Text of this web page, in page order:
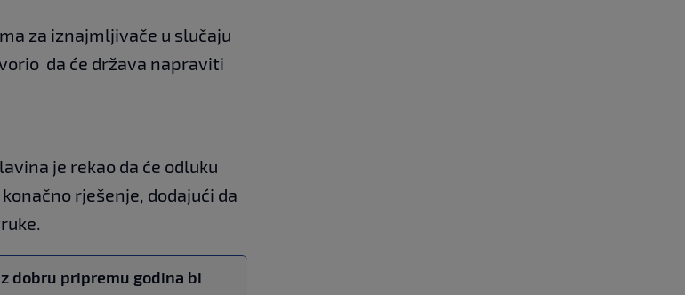
za iznajmljivače u slučaju
da će država napraviti
je rekao da će odluku
rješenje, dodajući da
dobru pripremu godina bi